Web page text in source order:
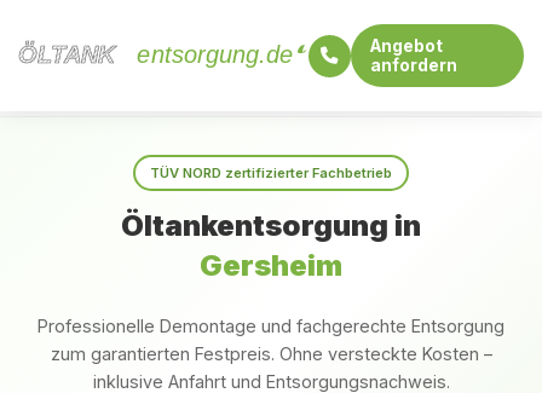
ÖLTANK
ÖLTANK entsorgung.de
Angebot
anfordern
TÜV NORD zertifizierter Fachbetrieb
Öltankentsorgung in
Gersheim
Professionelle Demontage und fachgerechte Entsorgung
zum garantierten Festpreis. Ohne versteckte Kosten –
inklusive Anfahrt und Entsorgungsnachweis.